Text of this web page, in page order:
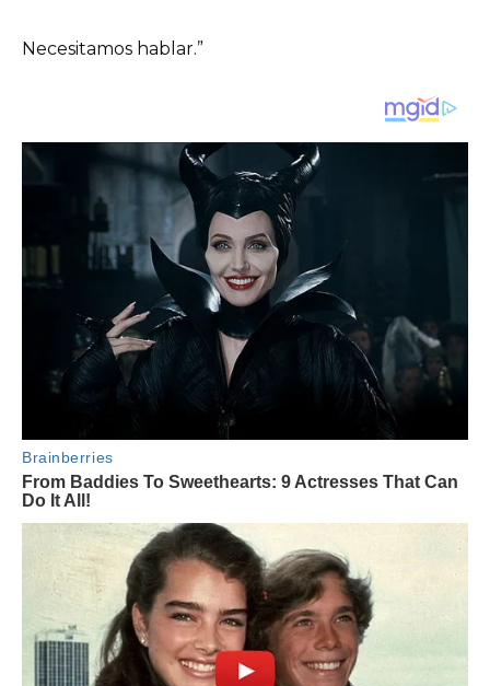
Necesitamos hablar.”